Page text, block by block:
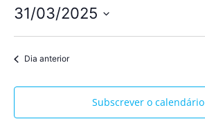
31/03/2025
a
data.Dia anterior
Subscrever o calendário